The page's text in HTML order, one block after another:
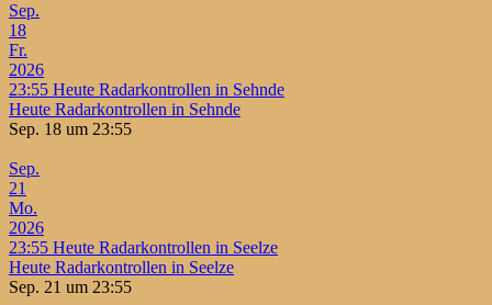
Sep.
18
Fr.
2026
23:55 Heute Radarkontrollen in Sehnde
Heute Radarkontrollen in Sehnde
Sep. 18 um 23:55
Sep.
21
Mo.
2026
23:55 Heute Radarkontrollen in Seelze
Heute Radarkontrollen in Seelze
Sep. 21 um 23:55